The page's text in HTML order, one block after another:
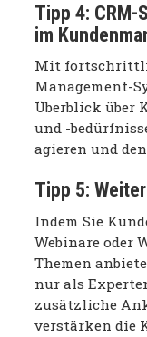
Tipp 4: CRM-
im
Mit
Management-
Überblick über
und -
agieren und
Tipp 5:
Indem Sie
Webinare oder
Themen
nur als
zusätzliche
verstärken die